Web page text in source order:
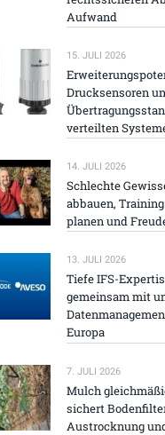
Aufwand
15. JULI 2026
Drucksensoren
verteilten
14. JULI 2026
Schlechte
abbauen,
planen und
13. JULI 2026
Tiefe IFS-
gemeinsam mit
Europa
7. JULI 2026
Mulch
sichert
Austrocknung